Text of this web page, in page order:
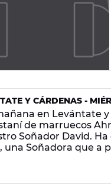
Y CÁRDENAS -
en Levántate
de marruecos
Soñador David.
una Soñadora que a